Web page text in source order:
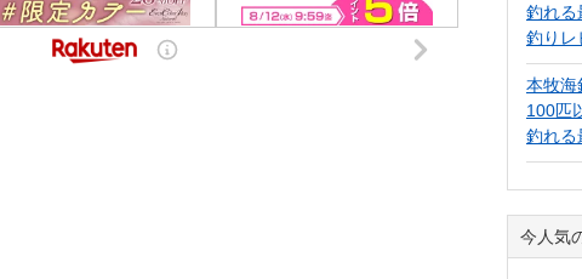
釣れる
釣りレ
本牧海
100匹
釣れる
今人気